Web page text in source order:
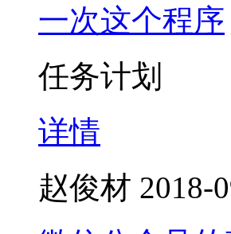
一次这个程序
任务计划
详情
赵俊材 2018-